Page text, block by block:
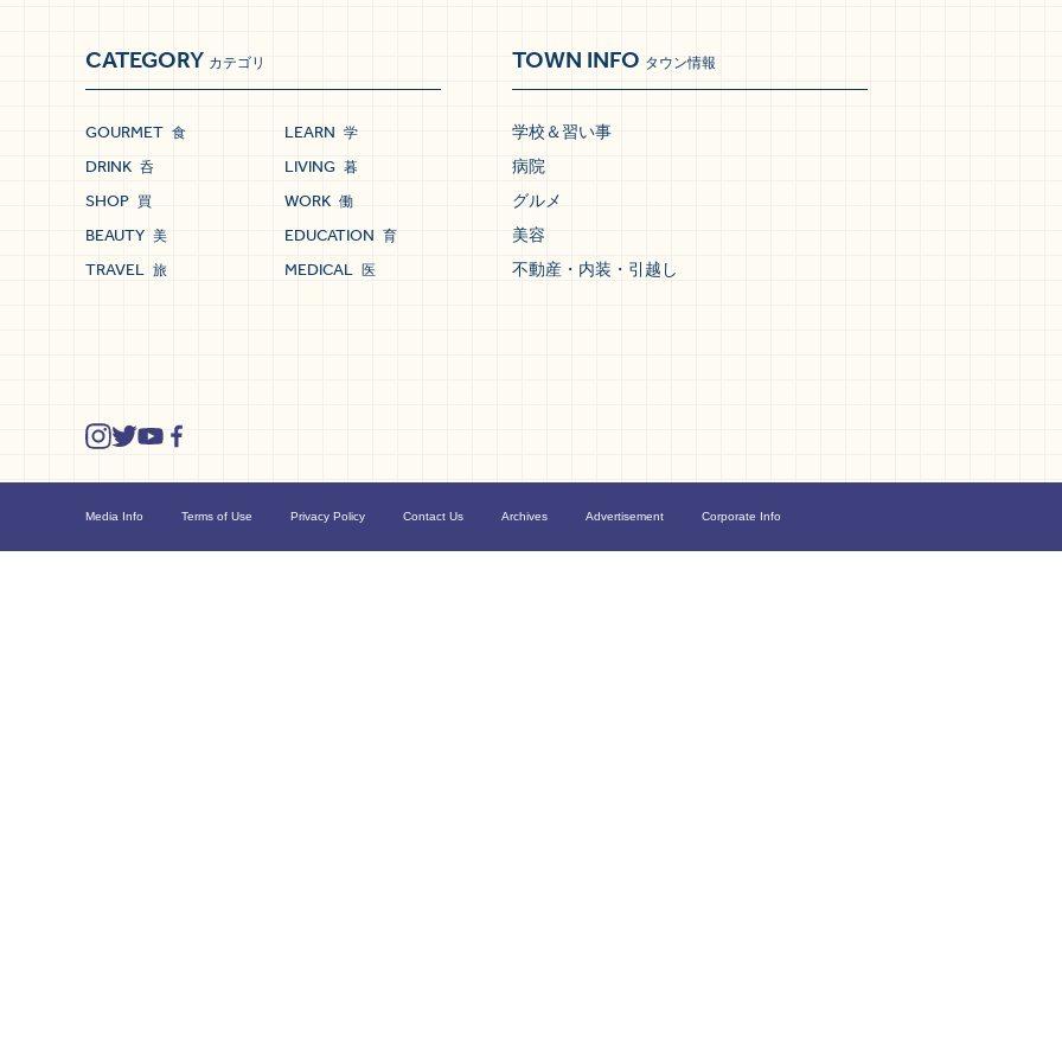
CATEGORY カテゴリ
GOURMET 食
DRINK 呑
SHOP 買
BEAUTY 美
TRAVEL 旅
LEARN 学
LIVING 暮
WORK 働
EDUCATION 育
MEDICAL 医
TOWN INFO タウン情報
学校＆習い事
病院
グルメ
美容
不動産・内装・引越し
Media Info Terms of Use Privacy Policy Contact Us Archives Advertisement Corporate Info